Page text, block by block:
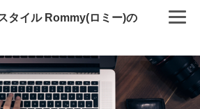
タイル Rommy(ロミー)の